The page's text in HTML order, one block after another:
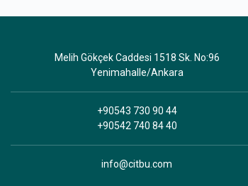
Melih Gökçek Caddesi 1518 Sk. No:96
Yenimahalle/Ankara
+90543 730 90 44
+90542 740 84 40
info@citbu.com